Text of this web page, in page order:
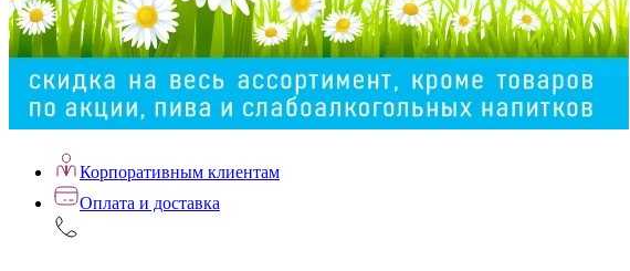
Корпоративным клиентам
Оплата и доставка